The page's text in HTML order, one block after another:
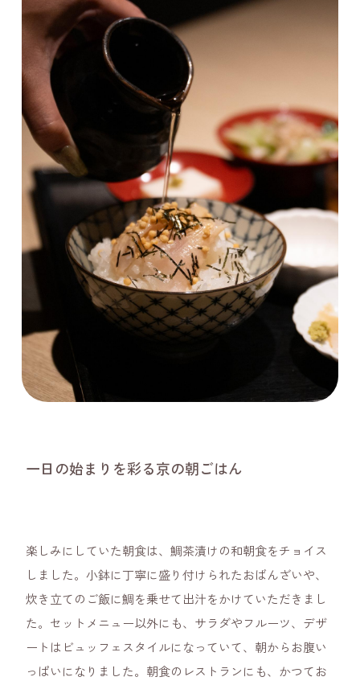
一日の始まりを彩る京の朝ごはん
楽しみにしていた朝食は、鯛茶漬けの和朝食をチョイス
しました。小鉢に丁寧に盛り付けられたおばんざいや、
炊き立てのご飯に鯛を乗せて出汁をかけていただきまし
た。セットメニュー以外にも、サラダやフルーツ、デザ
ートはビュッフェスタイルになっていて、朝からお腹い
っぱいになりました。朝食のレストランにも、かつてお